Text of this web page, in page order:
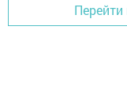
Перейти